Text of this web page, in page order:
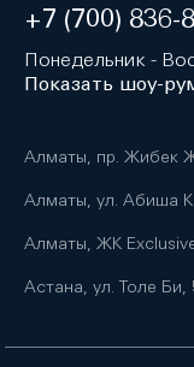
+7 (700) 836-
Понедельник -
Показать шоу-
Алматы, пр. Жибек
Алматы, ул. Абиша
Алматы, ЖК
Астана, ул. Толе Би,